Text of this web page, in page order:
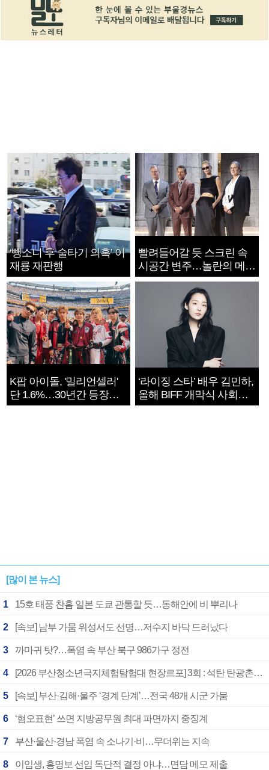
‘뺑소니 후 술타기 의혹’ 이
재룡 재판행
빨려들어갈 듯 스크린 속
시공간 변주…놀란의 메시
지는 ‘전쟁 속죄’
K팝 아이돌, '밀리언셀러'
단 1.6%…30년간 등장
1182개팀 전수조사
‘라이징 스타’ 배우 김민하,
올해 BIFF 개막식 사회자
확정
[많이 본 뉴스]
1 15호 태풍 찬홈 일본 도쿄 관통할 듯…동해안에 비 뿌리나
2 [속보] 남부 가뭄 위성서도 선명…저수지 바닥 드러났다
3 까마귀 탓?…폭염 속 부산 북구 986가구 정전
4 [2026 부산청소년극지체험탐험대 현장르포] 3회 : 석탄 탄광촌에서 북극 연구의 중심지로
5 [속보] 부산·김해·울주 ‘경계 단계’…전국 48개 시군 가뭄
6 ‘혐오표현’ 쓰면 지방공무원 최대 파면까지 중징계
7 부산·울산·경남 폭염 속 소나기·비…무더위는 지속
8 이임생, 홍명보 선임 독단적 결정 아냐…면담 메모 제출